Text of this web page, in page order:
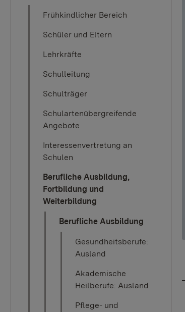
Frühkindlicher Bereich
Schüler und Eltern
Lehrkräfte
Schulleitung
Schulträger
Schulartenübergreifende
Angebote
Interessenvertretung an
Schulen
Berufliche Ausbildung,
Fortbildung und
Weiterbildung
Berufliche Ausbildung
Gesundheitsberufe:
Ausland
Akademische
Heilberufe: Ausland
Pflege- und